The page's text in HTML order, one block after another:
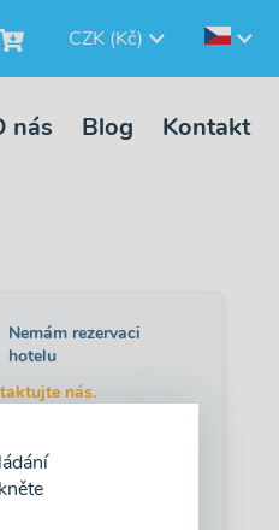
CZK (Kč)
nás Blog Kontakt
Nemám rezervaci
hotelu
nás.